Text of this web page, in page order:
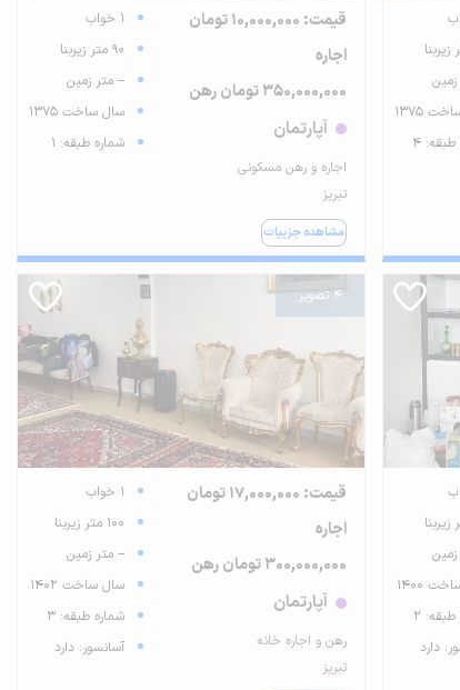
1375
4
قیمت: 10,000,000 تومان
اجاره
350,000,000 تومان رهن
آپارتمان
اجاره و رهن مسکونی
تبریز
مشاهده جزییات
1 خواب
90 متر زیربنا
-- متر زمین
سال ساخت 1375
شماره طبقه: 1
1400
2
دارد
4 تصویر
قیمت: 17,000,000 تومان
اجاره
300,000,000 تومان رهن
آپارتمان
رهن و اجاره خانه
تبریز
1 خواب
100 متر زیربنا
-- متر زمین
سال ساخت 1402
شماره طبقه: 3
آسانسور: دارد